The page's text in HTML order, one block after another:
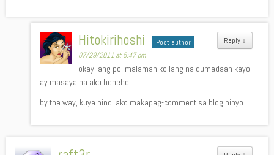
Reply ↓
Hitokirihoshi Post author
07/29/2011 at 5:47 pm
okay lang po, malaman ko lang na dumadaan kayo
ay masaya na ako hehehe.
by the way, kuya hindi ako makapag-comment sa blog ninyo.